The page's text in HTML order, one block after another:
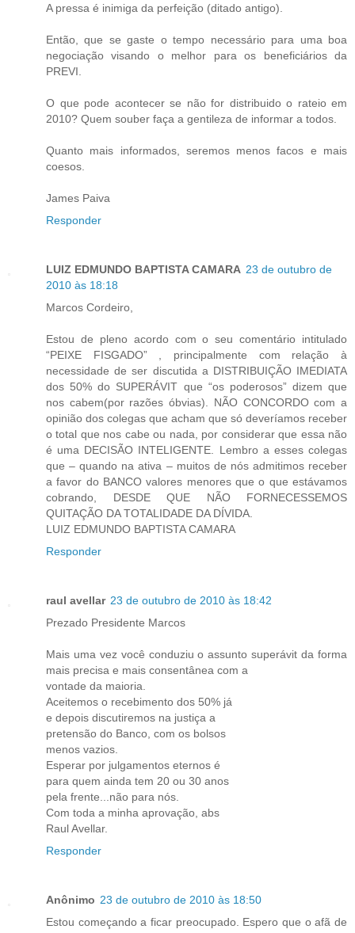
A pressa é inimiga da perfeição (ditado antigo).
Então, que se gaste o tempo necessário para uma boa
negociação visando o melhor para os beneficiários da
PREVI.
O que pode acontecer se não for distribuido o rateio em
2010? Quem souber faça a gentileza de informar a todos.
Quanto mais informados, seremos menos facos e mais
coesos.
James Paiva
Responder
LUIZ EDMUNDO BAPTISTA CAMARA 23 de outubro de
2010 às 18:18
Marcos Cordeiro,
Estou de pleno acordo com o seu comentário intitulado
“PEIXE FISGADO” , principalmente com relação à
necessidade de ser discutida a DISTRIBUIÇÃO IMEDIATA
dos 50% do SUPERÁVIT que “os poderosos” dizem que
nos cabem(por razões óbvias). NÃO CONCORDO com a
opinião dos colegas que acham que só deveríamos receber
o total que nos cabe ou nada, por considerar que essa não
é uma DECISÃO INTELIGENTE. Lembro a esses colegas
que – quando na ativa – muitos de nós admitimos receber
a favor do BANCO valores menores que o que estávamos
cobrando, DESDE QUE NÃO FORNECESSEMOS
QUITAÇÃO DA TOTALIDADE DA DÍVIDA.
LUIZ EDMUNDO BAPTISTA CAMARA
Responder
raul avellar 23 de outubro de 2010 às 18:42
Prezado Presidente Marcos
Mais uma vez você conduziu o assunto superávit da forma
mais precisa e mais consentânea com a
vontade da maioria.
Aceitemos o recebimento dos 50% já
e depois discutiremos na justiça a
pretensão do Banco, com os bolsos
menos vazios.
Esperar por julgamentos eternos é
para quem ainda tem 20 ou 30 anos
pela frente...não para nós.
Com toda a minha aprovação, abs
Raul Avellar.
Responder
Anônimo 23 de outubro de 2010 às 18:50
Estou começando a ficar preocupado. Espero que o afã de